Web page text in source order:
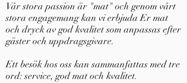
Vår stora passion är "mat" och genom vårt
stora engagemang kan vi erbjuda Er mat
och dryck av god kvalitet som anpassas efter
gäster och uppdragsgivare.
Ett besök hos oss kan sammanfattas med tre
ord: service, god mat och kvalitet.